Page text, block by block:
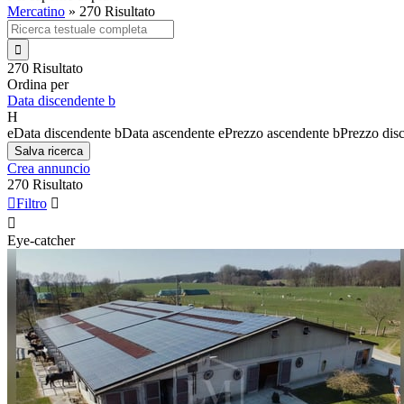
Mercatino » 270 Risultato

270 Risultato
Ordina per
Data discendente b
H
eData discendente bData ascendente ePrezzo ascendente bPrezzo
Salva ricerca
Crea annuncio
270 Risultato
Filtro 

Eye-catcher